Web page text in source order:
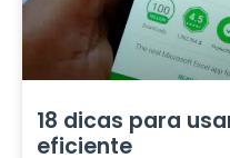
18 dicas para
eficiente